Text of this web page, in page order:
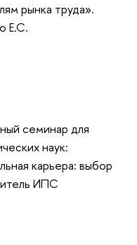
рынка труда».
Е.С.
семинар для
наук:
карьера: выбор
ИПС